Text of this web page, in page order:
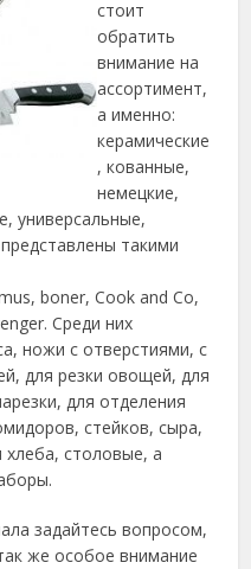
стоит
обратить
внимание на
ассортимент,
а именно:
керамические
, кованные,
немецкие,
универсальные,
такими
boner, Cook and Co,
Среди них
ножи с отверстиями, с
для резки овощей, для
для отделения
стейков, сыра,
хлеба, столовые, а
задайтесь вопросом,
же особое внимание